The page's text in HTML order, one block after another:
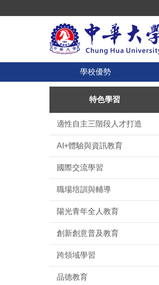
學校優勢
特色學習
適性自主三階段人才打造
AI+體驗與資訊教育
國際交流學習
職場培訓與輔導
陽光青年全人教育
創新創意普及教育
跨領域學習
品德教育